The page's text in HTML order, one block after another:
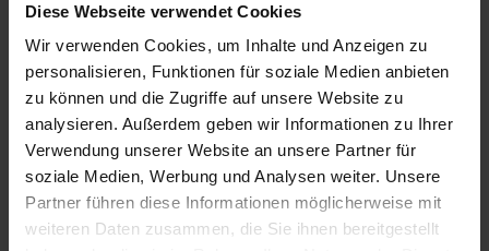
Diese Webseite verwendet Cookies
Wir verwenden Cookies, um Inhalte und Anzeigen zu
personalisieren, Funktionen für soziale Medien anbieten
zu können und die Zugriffe auf unsere Website zu
analysieren. Außerdem geben wir Informationen zu Ihrer
Verwendung unserer Website an unsere Partner für
soziale Medien, Werbung und Analysen weiter. Unsere
Partner führen diese Informationen möglicherweise mit
weiteren Daten zusammen, die Sie ihnen bereitgestellt
Sie haben Fragen zum Produkt?
Frage stellen
+49 (0)221 932 81 82